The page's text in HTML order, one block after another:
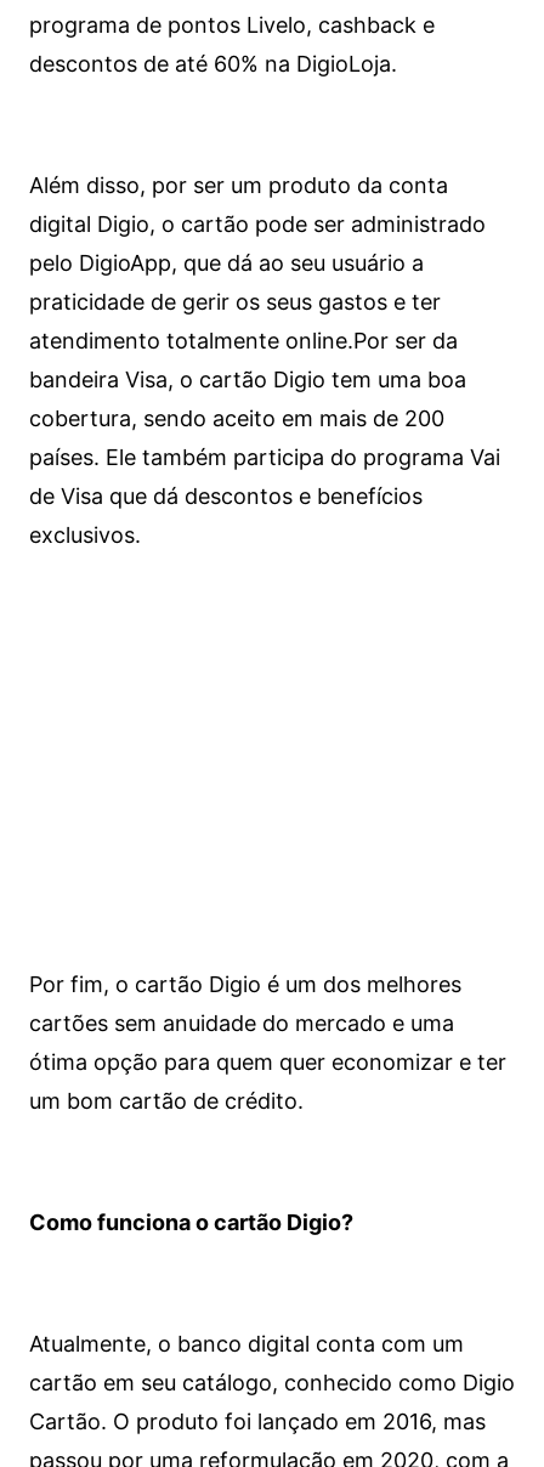
programa de pontos Livelo, cashback e
descontos de até 60% na DigioLoja.
Além disso, por ser um produto da conta
digital Digio, o cartão pode ser administrado
pelo DigioApp, que dá ao seu usuário a
praticidade de gerir os seus gastos e ter
atendimento totalmente online.Por ser da
bandeira Visa, o cartão Digio tem uma boa
cobertura, sendo aceito em mais de 200
países. Ele também participa do programa Vai
de Visa que dá descontos e benefícios
exclusivos.
Por fim, o cartão Digio é um dos melhores
cartões sem anuidade do mercado e uma
ótima opção para quem quer economizar e ter
um bom cartão de crédito.
Como funciona o cartão Digio?
Atualmente, o banco digital conta com um
cartão em seu catálogo, conhecido como Digio
Cartão. O produto foi lançado em 2016, mas
passou por uma reformulação em 2020, com a